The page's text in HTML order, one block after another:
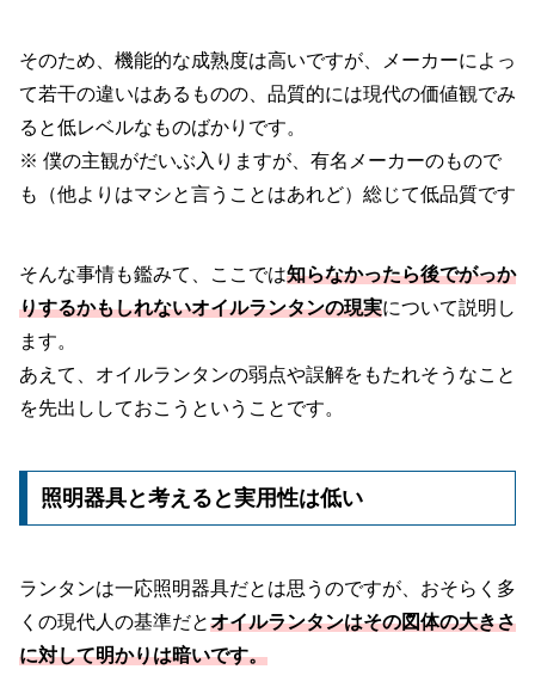
そのため、機能的な成熟度は高いですが、メーカーによっ
て若干の違いはあるものの、品質的には現代の価値観でみ
ると低レベルなものばかりです。
※ 僕の主観がだいぶ入りますが、有名メーカーのもので
も（他よりはマシと言うことはあれど）総じて低品質です
そんな事情も鑑みて、ここでは知らなかったら後でがっか
りするかもしれないオイルランタンの現実について説明し
ます。
あえて、オイルランタンの弱点や誤解をもたれそうなこと
を先出ししておこうということです。
照明器具と考えると実用性は低い
ランタンは一応照明器具だとは思うのですが、おそらく多
くの現代人の基準だとオイルランタンはその図体の大きさ
に対して明かりは暗いです。